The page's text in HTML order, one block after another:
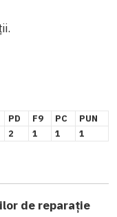
PD F9 PC
PUN
2 1 1 1
de reparație